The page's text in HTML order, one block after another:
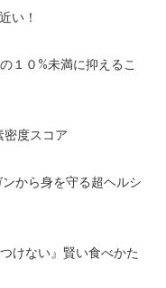
い！
１０%未満に抑えるこ
密度スコア
から身を守る超ヘルシ
けない』賢い食べかた